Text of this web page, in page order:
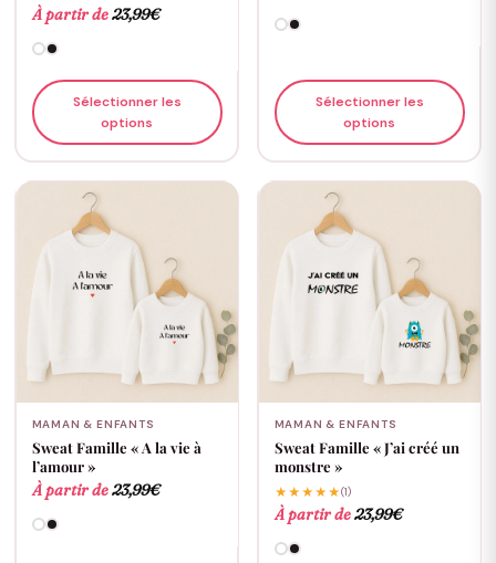
À partir de23,99€
Sélectionner les
options
Sélectionner les
options
MAMAN & ENFANTS
Sweat Famille « A la vie à
l’amour »
À partir de23,99€
MAMAN & ENFANTS
Sweat Famille « J’ai créé un
monstre »
★★★★★(1)
À partir de23,99€